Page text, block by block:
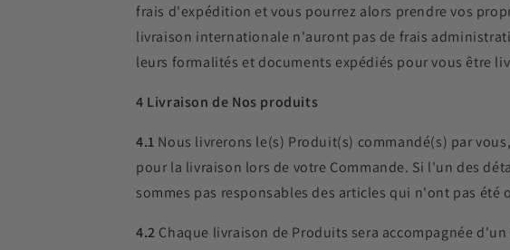
frais d'expédition et vous pourrez alors prendre vos
livraison internationale n'auront pas de frais
leurs formalités et documents expédiés pour vous être
4 Livraison de Nos produits
4.1 Nous livrerons le(s) Produit(s) commandé(s) par
pour la livraison lors de votre Commande. Si l'un des
sommes pas responsables des articles qui n'ont pas été
4.2 Chaque livraison de Produits sera accompagnée